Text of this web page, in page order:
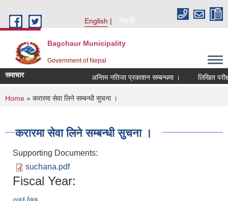
English
नेपाली
Bagchaur Municipality
Government of Nepal
समाचार अन्तिम नतिजा प्रकाशन सम्बन्धमा । लिखित
You are here
Home » करारमा सेवा लिने सम्बन्धी सुचना ।
करारमा सेवा लिने सम्बन्धी सुचना ।
Supporting Documents:
suchana.pdf
Fiscal Year: